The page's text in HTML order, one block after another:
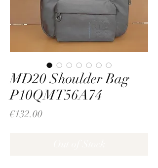
MD20 Shoulder Bag
P10QMT56A74
€132.00Price